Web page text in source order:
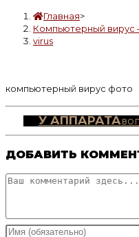
Главная>
Компьютерный вирус
virus
компьютерный вирус фото
У АППАРАТА
ДОБАВИТЬ
Комментарий
Введите